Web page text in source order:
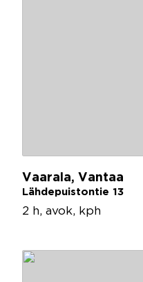
Vaarala, Vantaa
Lähdepuistontie 13
2 h, avok, kph